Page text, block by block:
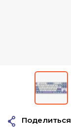
Поделиться